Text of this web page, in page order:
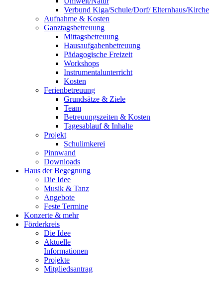
Verbund Kiga/Schule/Dorf/ Elternhaus/Kirche
Aufnahme & Kosten
Ganztagsbetreuung
Mittagsbetreuung
Hausaufgabenbetreuung
Pädagogische Freizeit
Workshops
Instrumentalunterricht
Kosten
Ferienbetreuung
Grundsätze & Ziele
Team
Betreuungszeiten & Kosten
Tagesablauf & Inhalte
Projekt
Schulimkerei
Pinnwand
Downloads
Haus der Begegnung
Die Idee
Musik & Tanz
Angebote
Feste Termine
Konzerte & mehr
Förderkreis
Die Idee
Aktuelle
Informationen
Projekte
Mitgliedsantrag